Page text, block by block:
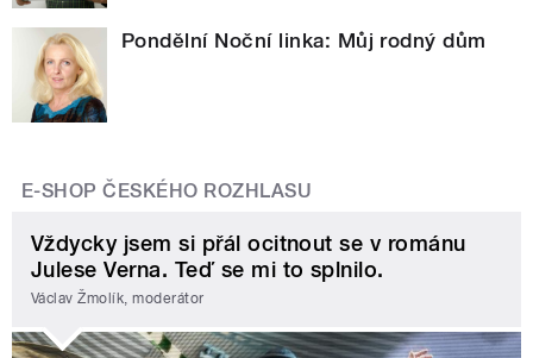
Pondělní Noční linka: Můj rodný dům
E-SHOP ČESKÉHO ROZHLASU
Vždycky jsem si přál ocitnout se v románu
Julese Verna. Teď se mi to splnilo.
Václav Žmolík, moderátor